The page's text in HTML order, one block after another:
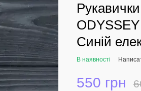
Синій
В наявності
550 грн